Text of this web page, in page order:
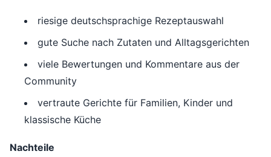
riesige deutschsprachige Rezeptauswahl
gute Suche nach Zutaten und Alltagsgerichten
viele Bewertungen und Kommentare aus der
Community
vertraute Gerichte für Familien, Kinder und
klassische Küche
Nachteile